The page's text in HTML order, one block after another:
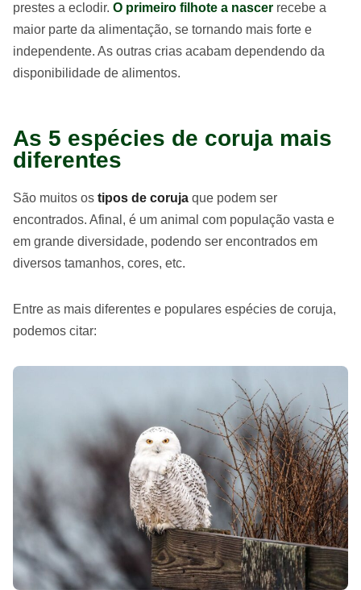
prestes a eclodir. O primeiro filhote a nascer recebe a
maior parte da alimentação, se tornando mais forte e
independente. As outras crias acabam dependendo da
disponibilidade de alimentos.
As 5 espécies de coruja mais
diferentes
São muitos os tipos de coruja que podem ser
encontrados. Afinal, é um animal com população vasta e
em grande diversidade, podendo ser encontrados em
diversos tamanhos, cores, etc.
Entre as mais diferentes e populares espécies de coruja,
podemos citar: